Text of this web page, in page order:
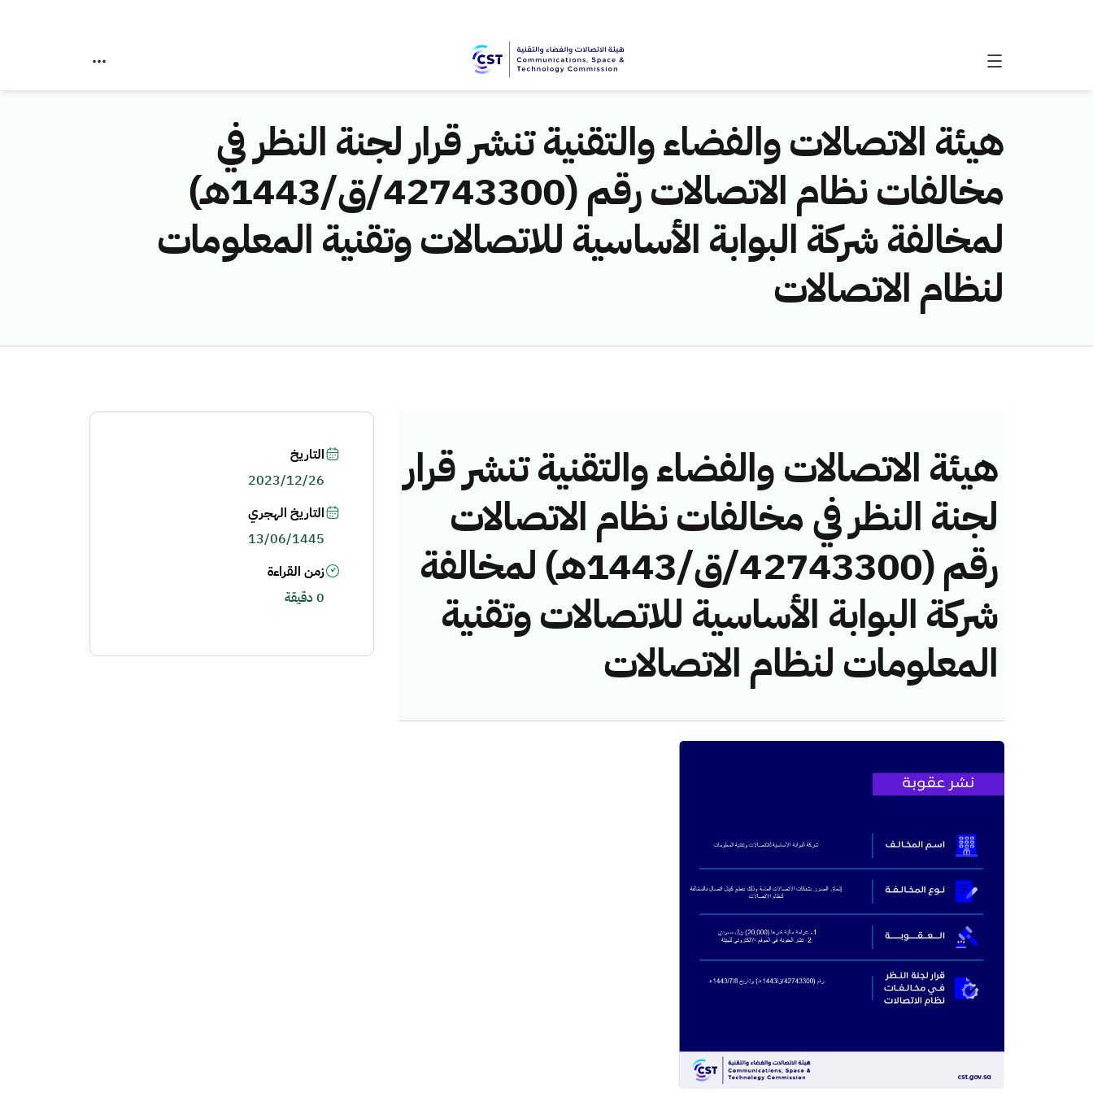
هيئة الاتصالات والفضاء والتقنية تنشر قرار لجنة النظر في
مخالفات نظام الاتصالات رقم (42743300/ق/1443هـ)
لمخالفة شركة البوابة الأساسية للاتصالات وتقنية المعلومات
لنظام الاتصالات
هيئة الاتصالات والفضاء والتقنية تنشر قرار
لجنة النظر في مخالفات نظام الاتصالات
رقم (42743300/ق/1443هـ) لمخالفة
شركة البوابة الأساسية للاتصالات وتقنية
المعلومات لنظام الاتصالات
التاريخ
2023/12/26
التاريخ الهجري
13/06/1445
زمن القراءة
0 دقيقة